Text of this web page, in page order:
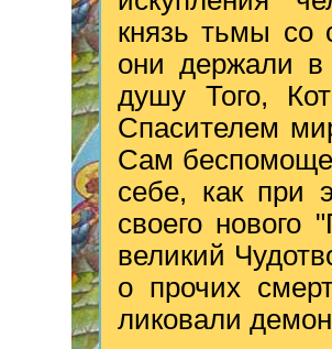
князь тьмы со
они держали
душу Того,
Спасителем
Сам
себе, как при
своего нового
великий
о прочих
ликовали